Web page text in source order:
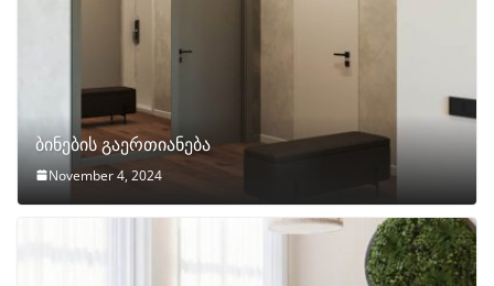
ბინების გაერთიანება
November 4, 2024